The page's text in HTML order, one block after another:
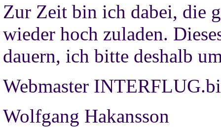
Zur Zeit bin ich dabei, die
wieder hoch zuladen.
dauern, ich bitte deshalb
Webmaster
Wolfgang Hakansson